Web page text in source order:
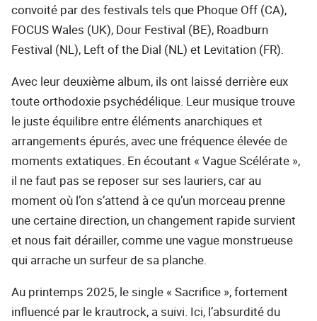
convoité par des festivals tels que Phoque Off (CA),
FOCUS Wales (UK), Dour Festival (BE), Roadburn
Festival (NL), Left of the Dial (NL) et Levitation (FR).
Avec leur deuxième album, ils ont laissé derrière eux
toute orthodoxie psychédélique. Leur musique trouve
le juste équilibre entre éléments anarchiques et
arrangements épurés, avec une fréquence élevée de
moments extatiques. En écoutant « Vague Scélérate »,
il ne faut pas se reposer sur ses lauriers, car au
moment où l’on s’attend à ce qu’un morceau prenne
une certaine direction, un changement rapide survient
et nous fait dérailler, comme une vague monstrueuse
qui arrache un surfeur de sa planche.
Au printemps 2025, le single « Sacrifice », fortement
influencé par le krautrock, a suivi. Ici, l’absurdité du